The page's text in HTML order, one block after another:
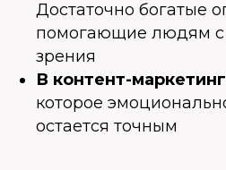
Достаточно богатые
помогающие людям
зрения
В контент-
которое
остается точным